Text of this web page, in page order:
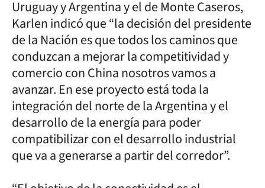
Uruguay y Argentina y el de Monte Caseros,
Karlen indicó que “la decisión del presidente
de la Nación es que todos los caminos que
conduzcan a mejorar la competitividad y
comercio con China nosotros vamos a
avanzar. En ese proyecto está toda la
integración del norte de la Argentina y el
desarrollo de la energía para poder
compatibilizar con el desarrollo industrial
que va a generarse a partir del corredor”.